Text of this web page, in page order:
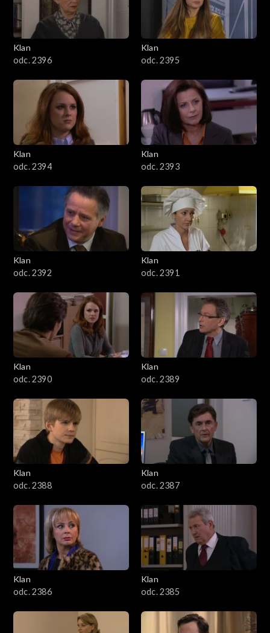
3801–3900
3701–3800
3601–3700
3501–3600
3401–3500
3201–3300
3101–3200
3001–3100
2901–3000
2801–2900
2701–2800
2501–2600
2401–2500
2301–2400
2201–2300
2101–2200
2001–2100
1901–2000
Klan
odc. 2396
Klan
odc. 2395
Klan
odc. 2394
Klan
odc. 2393
Klan
odc. 2392
Klan
odc. 2391
Klan
odc. 2390
Klan
odc. 2389
Klan
odc. 2388
Klan
odc. 2387
Klan
odc. 2386
Klan
odc. 2385